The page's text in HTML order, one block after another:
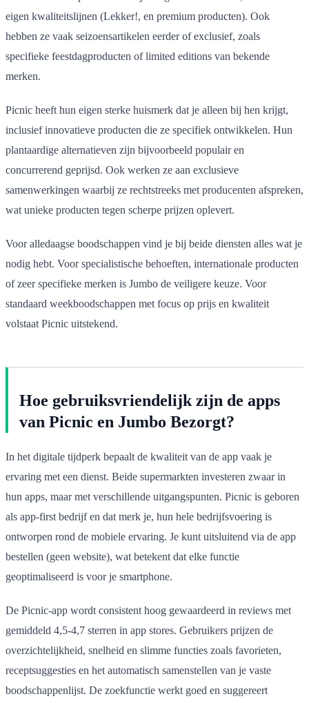
eigen kwaliteitslijnen (Lekker!, en premium producten). Ook
hebben ze vaak seizoensartikelen eerder of exclusief, zoals
specifieke feestdagproducten of limited editions van bekende
merken.
Picnic heeft hun eigen sterke huismerk dat je alleen bij hen krijgt,
inclusief innovatieve producten die ze specifiek ontwikkelen. Hun
plantaardige alternatieven zijn bijvoorbeeld populair en
concurrerend geprijsd. Ook werken ze aan exclusieve
samenwerkingen waarbij ze rechtstreeks met producenten afspreken,
wat unieke producten tegen scherpe prijzen oplevert.
Voor alledaagse boodschappen vind je bij beide diensten alles wat je
nodig hebt. Voor specialistische behoeften, internationale producten
of zeer specifieke merken is Jumbo de veiligere keuze. Voor
standaard weekboodschappen met focus op prijs en kwaliteit
volstaat Picnic uitstekend.
Hoe gebruiksvriendelijk zijn de apps
van Picnic en Jumbo Bezorgt?
In het digitale tijdperk bepaalt de kwaliteit van de app vaak je
ervaring met een dienst. Beide supermarkten investeren zwaar in
hun apps, maar met verschillende uitgangspunten. Picnic is geboren
als app-first bedrijf en dat merk je, hun hele bedrijfsvoering is
ontworpen rond de mobiele ervaring. Je kunt uitsluitend via de app
bestellen (geen website), wat betekent dat elke functie
geoptimaliseerd is voor je smartphone.
De Picnic-app wordt consistent hoog gewaardeerd in reviews met
gemiddeld 4,5-4,7 sterren in app stores. Gebruikers prijzen de
overzichtelijkheid, snelheid en slimme functies zoals favorieten,
receptsuggesties en het automatisch samenstellen van je vaste
boodschappenlijst. De zoekfunctie werkt goed en suggereert